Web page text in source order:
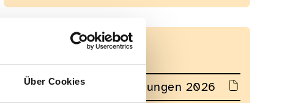
Über Cookies
Downloads
Anlässe und VEranstaltungen 2026